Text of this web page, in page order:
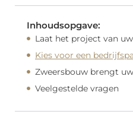
Inhoudsopgave:
Laat het project van
Kies voor een
Zweersbouw brengt
Veelgestelde vragen